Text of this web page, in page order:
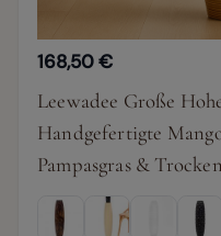
168,50 €
Leewadee Große
Handgefertigte
Pampasgras &